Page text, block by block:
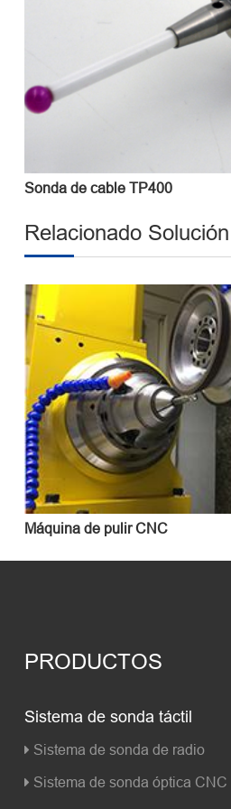
Sonda de cable TP400
Relacionado
Máquina de pulir CNC
PRODUCTOS
Sistema de sonda táctil
Sistema de sonda de radio
Sistema de sonda óptica CNC